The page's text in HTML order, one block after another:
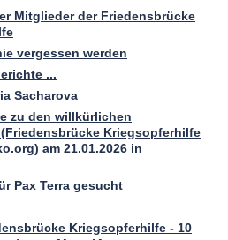
Mitglieder der Friedensbrücke
vergessen werden
...
Sacharova
zu den willkürlichen
Kriegsopferhilfe
am 21.01.2026 in
Pax Terra gesucht
Kriegsopferhilfe - 10